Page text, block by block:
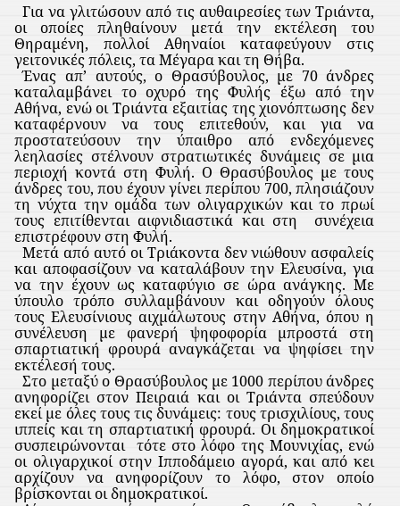
Για να γλιτώσουν από τις αυθαιρεσίες των Τριάντα,
οι οποίες πληθαίνουν μετά την εκτέλεση του
Θηραμένη, πολλοί Αθηναίοι καταφεύγουν στις
γειτονικές πόλεις, τα Μέγαρα και τη Θήβα.
Ένας απ’ αυτούς, ο Θρασύβουλος, με 70 άνδρες
καταλαμβάνει το οχυρό της Φυλής έξω από την
Αθήνα, ενώ οι Τριάντα εξαιτίας της χιονόπτωσης δεν
καταφέρνουν να τους επιτεθούν, και για να
προστατεύσουν την ύπαιθρο από ενδεχόμενες
λεηλασίες στέλνουν στρατιωτικές δυνάμεις σε μια
περιοχή κοντά στη Φυλή. Ο Θρασύβουλος με τους
άνδρες του, που έχουν γίνει περίπου 700, πλησιάζουν
τη νύχτα την ομάδα των ολιγαρχικών και το πρωί
τους επιτίθενται αιφνιδιαστικά και στη
συνέχεια
επιστρέφουν στη Φυλή.
Μετά από αυτό οι Τριάκοντα δεν νιώθουν ασφαλείς
και αποφασίζουν να καταλάβουν την Ελευσίνα, για
να την έχουν ως καταφύγιο σε ώρα ανάγκης. Με
ύπουλο τρόπο συλλαμβάνουν και οδηγούν όλους
τους Ελευσίνιους αιχμάλωτους στην Αθήνα, όπου η
συνέλευση με φανερή ψηφοφορία μπροστά στη
σπαρτιατική φρουρά αναγκάζεται να ψηφίσει την
εκτέλεσή τους.
Στο μεταξύ ο Θρασύβουλος με 1000 περίπου άνδρες
ανηφορίζει στον Πειραιά και οι Τριάντα σπεύδουν
εκεί με όλες τους τις δυνάμεις: τους τρισχιλίους, τους
ιππείς και τη σπαρτιατική φρουρά. Οι δημοκρατικοί
συσπειρώνονται τότε στο λόφο της Μουνιχίας, ενώ
οι ολιγαρχικοί στην Ιπποδάμειο αγορά, και από κει
αρχίζουν να ανηφορίζουν το λόφο, στον οποίο
βρίσκονται οι δημοκρατικοί.